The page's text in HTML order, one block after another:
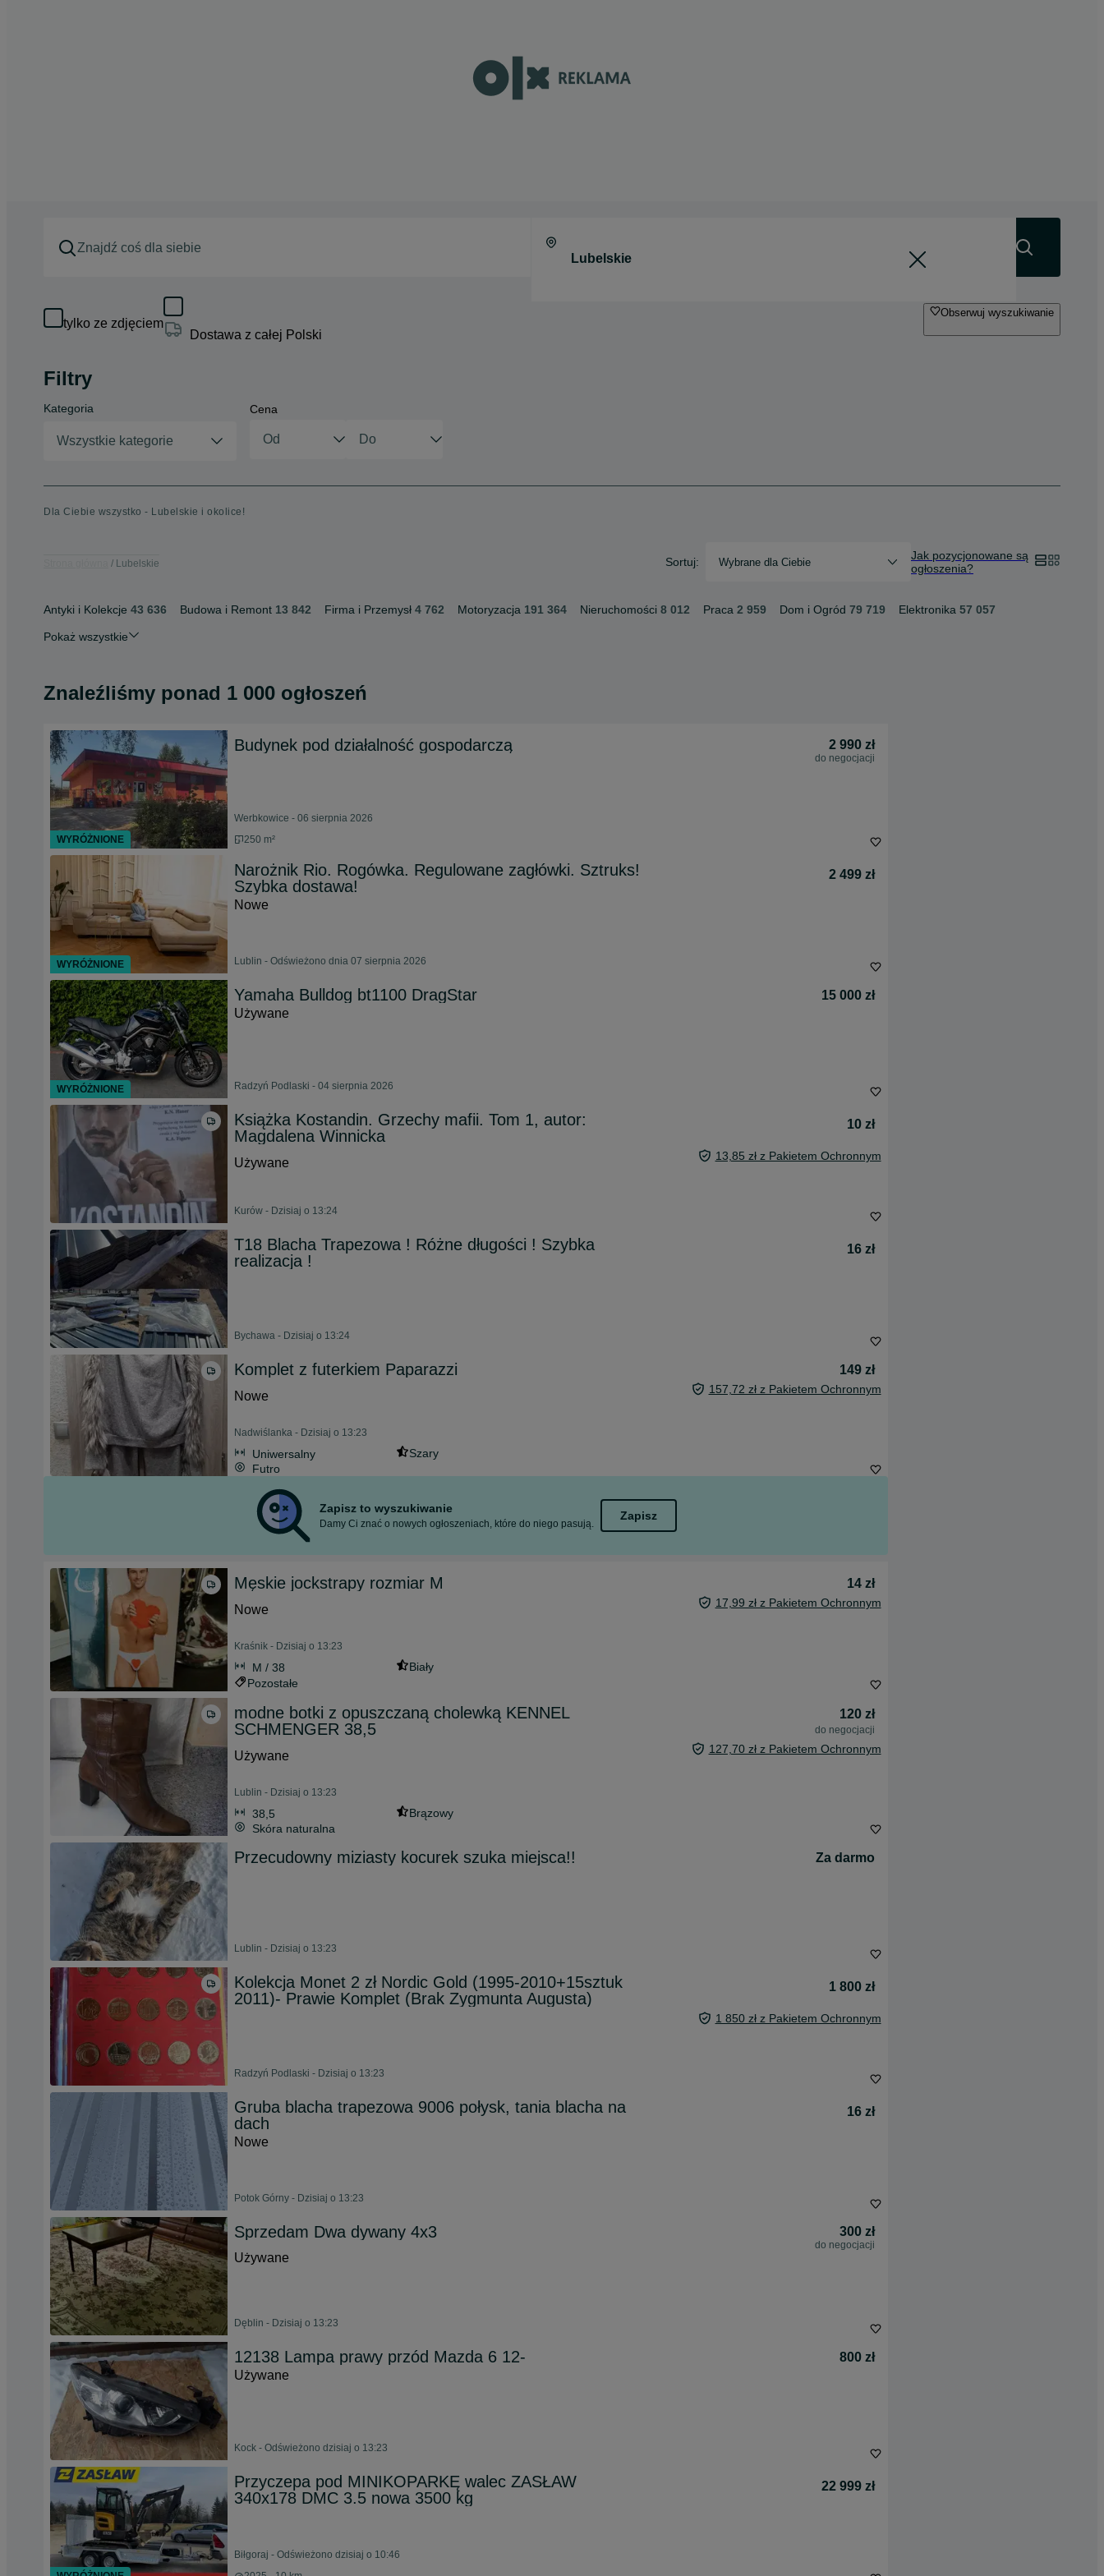
tylko ze zdjęciem
Dostawa z całej Polski
Obserwuj wyszukiwanie
Filtry
Kategoria
Wszystkie kategorie
Cena
Dla Ciebie wszystko - Lubelskie i okolice!
Lubelskie Sortuj: Wybrane dla Ciebie
Jak pozycjonowane są
ogłoszenia?
Antyki i Kolekcje 43 636 Budowa i Remont 13 842 Firma i Przemysł 4 762 Motoryzacja 191 364 Nieruchomości 8 012 Praca 2 959 Dom i Ogród 79 719 Elektronika 57 057
Pokaż wszystkie
Znaleźliśmy ponad 1 000 ogłoszeń
Budynek pod działalność gospodarczą 2 990 zł
do negocjacji
Werbkowice - 06 sierpnia 2026
250 m²
Narożnik Rio. Rogówka. Regulowane zagłówki. Sztruks!
Szybka dostawa!
2 499 zł
Nowe
Lublin - Odświeżono dnia 07 sierpnia 2026
Yamaha Bulldog bt1100 DragStar
15 000 zł
Używane
Radzyń Podlaski - 04 sierpnia 2026
Książka Kostandin. Grzechy mafii. Tom 1, autor:
Magdalena Winnicka
10 zł
Używane 13,85 zł z Pakietem Ochronnym
Kurów - Dzisiaj o 13:24
T18 Blacha Trapezowa ! Różne długości ! Szybka
realizacja !
16 zł
Bychawa - Dzisiaj o 13:24
Komplet z futerkiem Paparazzi
149 zł
Nowe
157,72 zł z Pakietem Ochronnym
Nadwiślanka - Dzisiaj o 13:23
Uniwersalny
Szary
Futro
Zapisz to wyszukiwanie
Damy Ci znać o nowych ogłoszeniach, które do niego pasują.
Zapisz
Męskie jockstrapy rozmiar M
14 zł
Nowe
17,99 zł z Pakietem Ochronnym
Kraśnik - Dzisiaj o 13:23
M / 38
Biały
Pozostałe
modne botki z opuszczaną cholewką KENNEL
SCHMENGER 38,5
120 zł
do negocjacji
Używane 127,70 zł z Pakietem Ochronnym
Lublin - Dzisiaj o 13:23
38,5
Brązowy
Skóra naturalna
Przecudowny miziasty kocurek szuka miejsca!! Za darmo
Lublin - Dzisiaj o 13:23
Kolekcja Monet 2 zł Nordic Gold (1995-2010+15sztuk
2011)- Prawie Komplet (Brak Zygmunta Augusta)
1 800 zł
1 850 zł z Pakietem Ochronnym
Radzyń Podlaski - Dzisiaj o 13:23
Gruba blacha trapezowa 9006 połysk, tania blacha na
dach
16 zł
Nowe
Potok Górny - Dzisiaj o 13:23
Sprzedam Dwa dywany 4x3 300 zł
do negocjacji
Używane
Dęblin - Dzisiaj o 13:23
12138 Lampa prawy przód Mazda 6 12-
800 zł
Używane
Kock - Odświeżono dzisiaj o 13:23
Przyczepa pod MINIKOPARKĘ walec ZASŁAW
340x178 DMC 3.5 nowa 3500 kg
22 999 zł
Biłgoraj - Odświeżono dzisiaj o 10:46
WYRÓŻNIONE
WYRÓŻNIONE
WYRÓŻNIONE